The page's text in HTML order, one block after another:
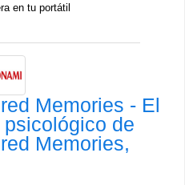
en tu portátil
Memories - El
de
Memories,